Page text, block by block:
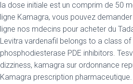
la dose initiale est un comprim de 50
ligne Kamagra, vous pouvez
ligne nos mdecins pour acheter du
Levitra vardenafil belongs to a class of
phosphodiesterase PDE inhibitors.
dizziness, kamagra sur ordonnance
Kamagra prescription